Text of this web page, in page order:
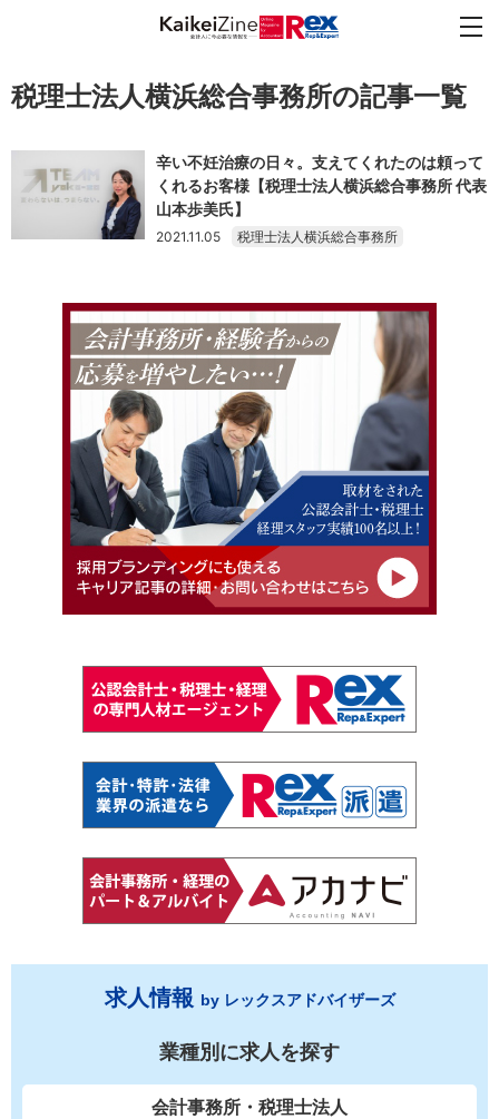
税理士法人横浜総合事務所の記事一覧
辛い不妊治療の日々。支えてくれたのは頼って
くれるお客様【税理士法人横浜総合事務所 代表
山本歩美氏】
2021.11.05 税理士法人横浜総合事務所
求人情報 by レックスアドバイザーズ
業種別に求人を探す
会計事務所・税理士法人